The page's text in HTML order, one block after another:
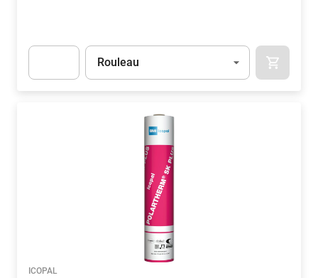
Unité
Rouleau
ICOPAL